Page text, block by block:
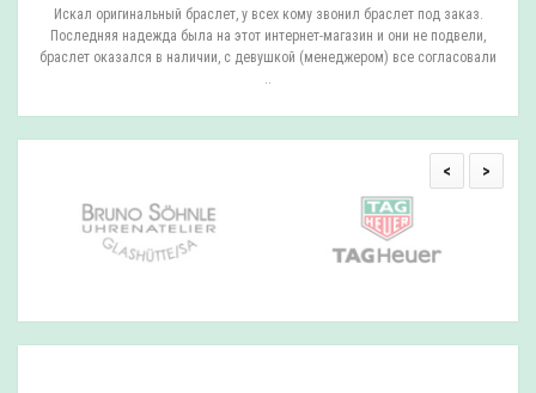
Искал оригинальный браслет, у всех кому звонил браслет под заказ.
Последняя надежда была на этот интернет-магазин и они не подвели,
браслет оказался в наличии, с девушкой (менеджером) все согласовали
..
< >